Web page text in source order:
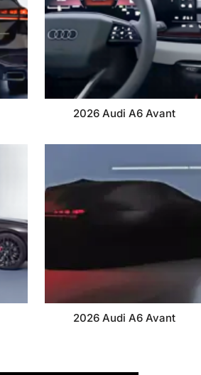
2026 Audi A6 Avant
2026 Audi A6 Avant